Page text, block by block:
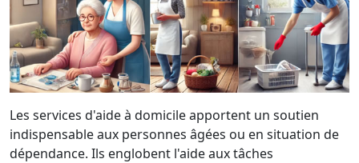
Les services d'aide à domicile apportent un soutien
indispensable aux personnes âgées ou en situation de
dépendance. Ils englobent l'aide aux tâches